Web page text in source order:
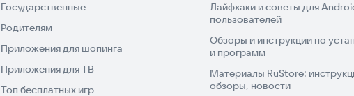
Государственные
Родителям
Приложения для шопинга
Приложения для ТВ
Топ бесплатных игр
Лайфхаки и советы для
пользователей
Обзоры и инструкции по
и программ
Материалы RuStore:
обзоры, новости